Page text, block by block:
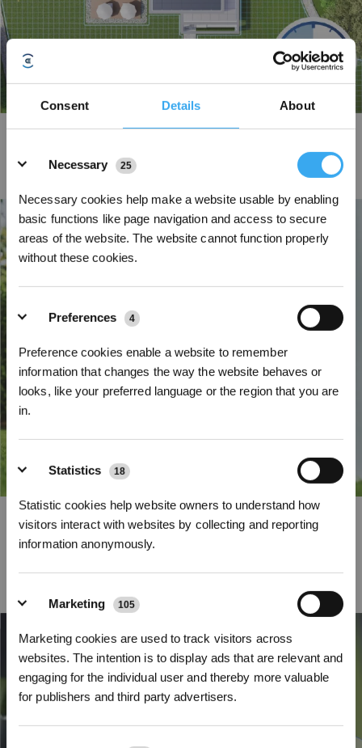
Consent Details About
Necessary
25
Necessary cookies help make a website usable by enabling
basic functions like page navigation and access to secure
areas of the website. The website cannot function properly
without these cookies.
Preferences 4
Preference cookies enable a website to remember
information that changes the way the website behaves or
looks, like your preferred language or the region that you are
in.
Statistics 18
Statistic cookies help website owners to understand how
visitors interact with websites by collecting and reporting
information anonymously.
Marketing 105
Marketing cookies are used to track visitors across
websites. The intention is to display ads that are relevant and
engaging for the individual user and thereby more valuable
for publishers and third party advertisers.
Bereik 3x maaiefficiëntie, tot 400 W maaikracht en een 33% hogere
rotatiesnelheid, goed voor 400 m²/u en een gazon zo effen als een tapijt.
Supersnel opladen
De premium keuze voor het maaien van grote oppervlakken, de GOAT A1600
opladen en minimale stilstandtijd. 113,4 W snelopladen laadt de batterij in
slechts 50 minuten op. Maximale dekking van 400 m²/u voor een vloeiende
maaibeurt.
Schrijf je in en ontvang
3% korting op je bestelling
INSCHRIJVEN